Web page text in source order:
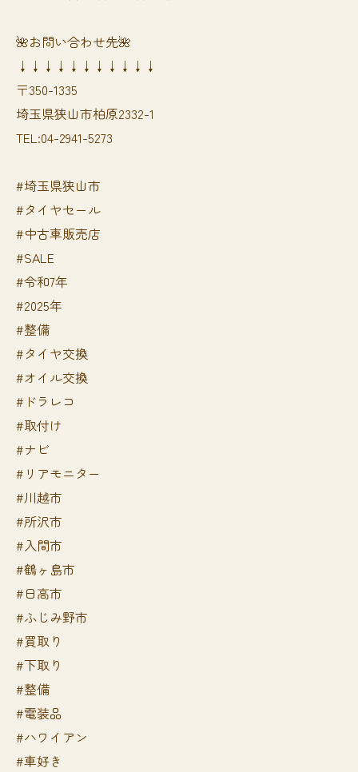
🌺お問い合わせ先🌺
↓↓↓↓↓↓↓↓↓↓↓
〒350-1335
埼玉県狭山市柏原2332-1
TEL:04-2941-5273
#埼玉県狭山市
#タイヤセール
#中古車販売店
#SALE
#令和7年
#2025年
#整備
#タイヤ交換
#オイル交換
#ドラレコ
#取付け
#ナビ
#リアモニター
#川越市
#所沢市
#入間市
#鶴ヶ島市
#日高市
#ふじみ野市
#買取り
#下取り
#整備
#電装品
#ハワイアン
#車好き